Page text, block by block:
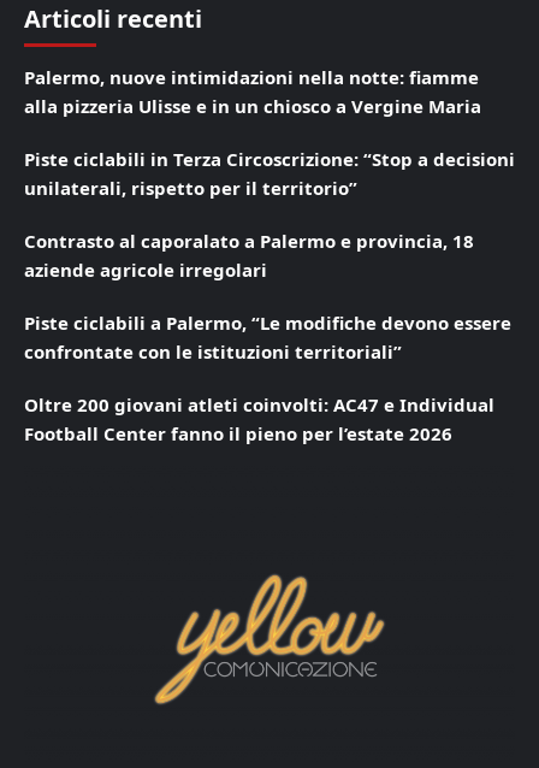
Articoli recenti
Palermo, nuove intimidazioni nella notte: fiamme
alla pizzeria Ulisse e in un chiosco a Vergine Maria
Piste ciclabili in Terza Circoscrizione: “Stop a decisioni
unilaterali, rispetto per il territorio”
Contrasto al caporalato a Palermo e provincia, 18
aziende agricole irregolari
Piste ciclabili a Palermo, “Le modifiche devono essere
confrontate con le istituzioni territoriali”
Oltre 200 giovani atleti coinvolti: AC47 e Individual
Football Center fanno il pieno per l’estate 2026